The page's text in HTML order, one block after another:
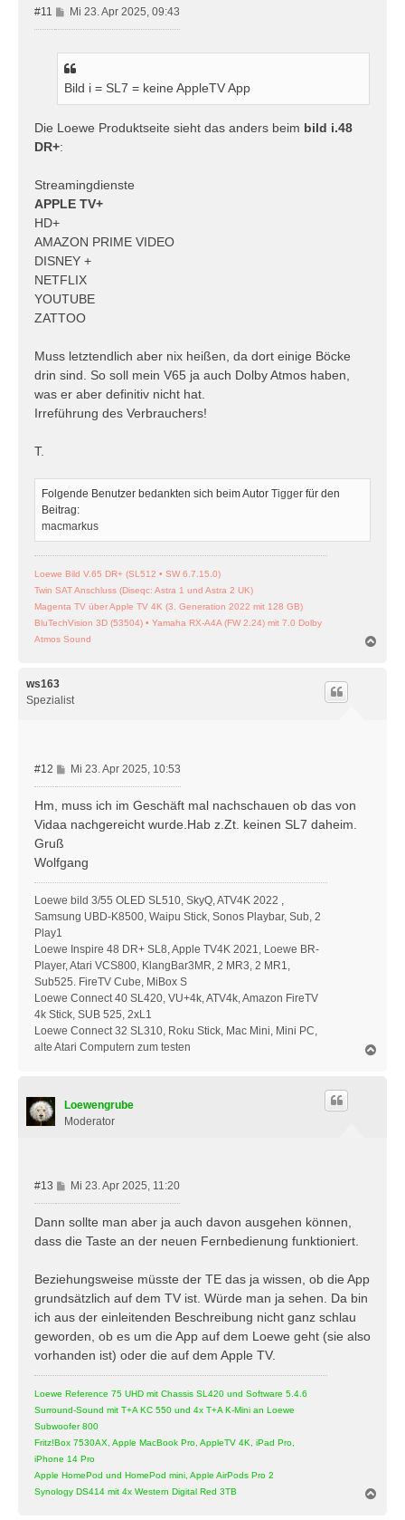
#11
B
e
r
a
g
Mi 23. Apr 2025, 09:43
Bild i = SL7 = keine AppleTV App
Die Loewe Produktseite sieht das anders beim bild i.48
DR+:
Streamingdienste
APPLE TV+
HD+
AMAZON PRIME VIDEO
DISNEY +
NETFLIX
YOUTUBE
ZATTOO
Muss letztendlich aber nix heißen, da dort einige Böcke
drin sind. So soll mein V65 ja auch Dolby Atmos haben,
was er aber definitiv nicht hat.
Irreführung des Verbrauchers!
T.
Folgende Benutzer bedankten sich beim Autor Tigger für den
Beitrag:
macmarkus
Loewe Bild V.65 DR+ (SL512 • SW 6.7.15.0)
Twin SAT Anschluss (Diseqc: Astra 1 und Astra 2 UK)
Magenta TV über Apple TV 4K (3. Generation 2022 mit 128 GB)
BluTechVision 3D (53504) • Yamaha RX-A4A (FW 2.24) mit 7.0 Dolby
Atmos Sound
ws163
Spezialist
#12
B
e
r
g
Mi 23. Apr 2025, 10:53
Hm, muss ich im Geschäft mal nachschauen ob das von
Vidaa nachgereicht wurde.Hab z.Zt. keinen SL7 daheim.
Gruß
Wolfgang
Loewe bild 3/55 OLED SL510, SkyQ, ATV4K 2022 ,
Samsung UBD-K8500, Waipu Stick, Sonos Playbar, Sub, 2
Play1
Loewe Inspire 48 DR+ SL8, Apple TV4K 2021, Loewe BR-
Player, Atari VCS800, KlangBar3MR, 2 MR3, 2 MR1,
Sub525. FireTV Cube, MiBox S
Loewe Connect 40 SL420, VU+4k, ATV4k, Amazon FireTV
4k Stick, SUB 525, 2xL1
Loewe Connect 32 SL310, Roku Stick, Mac Mini, Mini PC,
alte Atari Computern zum testen
Loewengrube
Moderator
#13
B
e
g
Mi 23. Apr 2025, 11:20
Dann sollte man aber ja auch davon ausgehen können,
dass die Taste an der neuen Fernbedienung funktioniert.
Beziehungsweise müsste der TE das ja wissen, ob die App
grundsätzlich auf dem TV ist. Würde man ja sehen. Da bin
ich aus der einleitenden Beschreibung nicht ganz schlau
geworden, ob es um die App auf dem Loewe geht (sie also
vorhanden ist) oder die auf dem Apple TV.
Loewe Reference 75 UHD mit Chassis SL420 und Software 5.4.6
Surround-Sound mit T+A KC 550 und 4x T+A K-Mini an Loewe
Subwoofer 800
Fritz!Box 7530AX, Apple MacBook Pro, AppleTV 4K, iPad Pro,
iPhone 14 Pro
Apple HomePod und HomePod mini, Apple AirPods Pro 2
Synology DS414 mit 4x Western Digital Red 3TB